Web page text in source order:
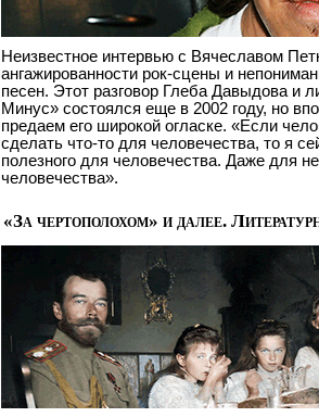
Неизвестное интервью с Вячеславом
ангажированности рок-сцены и
песен. Этот разговор Глеба Давыдова и
Минус» состоялся еще в 2002 году, но
предаем его широкой огласке. «Если
сделать что-то для человечества, то я
полезного для человечества. Даже для
человечества».
«За чертополохом» и далее.